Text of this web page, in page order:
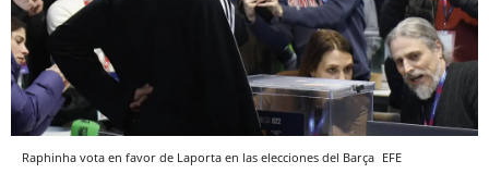
Raphinha vota en favor de Laporta en las elecciones del Barça EFE